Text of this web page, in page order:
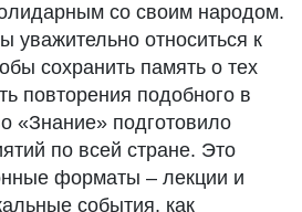
со своим народом.
относиться к
сохранить память о тех
повторения подобного в
«Знание» подготовило
по всей стране. Это
форматы – лекции и
события, как